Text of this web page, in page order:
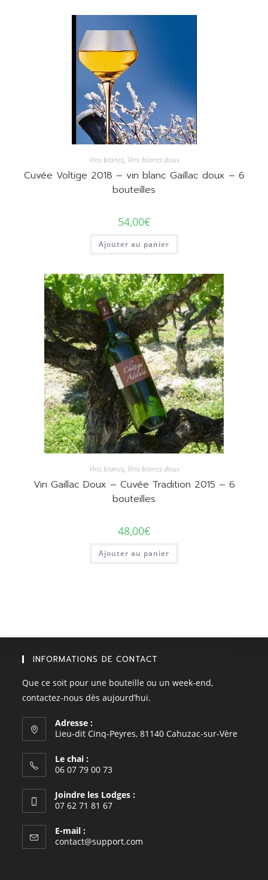
Vins blancs, Vins blancs doux
Cuvée Voltige 2018 – vin blanc Gaillac doux – 6
bouteilles
54,00€
Ajouter au panier
Vins blancs, Vins blancs doux
Vin Gaillac Doux – Cuvée Tradition 2015 – 6
bouteilles
48,00€
Ajouter au panier
INFORMATIONS DE CONTACT
Que ce soit pour une bouteille ou un week-end,
contactez-nous dès aujourd’hui.
Adresse :
Lieu-dit Cinq-Peyres, 81140 Cahuzac-sur-Vère
Le chai :
06 07 79 00 73
Joindre les Lodges :
07 62 71 81 67
E-mail :
contact@support.com